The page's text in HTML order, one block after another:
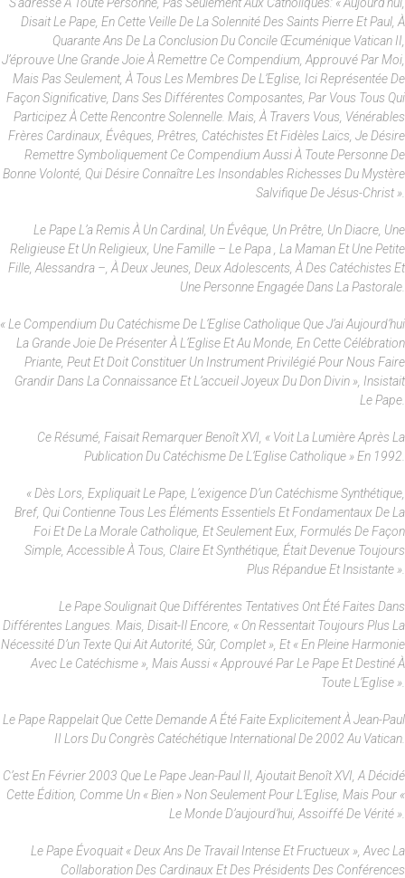
Disait Le Pape, En Cette Veille De La Solennité Des Saints Pierre Et Paul, À
Quarante Ans De La Conclusion Du Concile Œcuménique Vatican II,
J’éprouve Une Grande Joie À Remettre Ce Compendium, Approuvé Par Moi,
Mais Pas Seulement, À Tous Les Membres De L’Eglise, Ici Représentée De
Façon Significative, Dans Ses Différentes Composantes, Par Vous Tous Qui
Participez À Cette Rencontre Solennelle. Mais, À Travers Vous, Vénérables
Frères Cardinaux, Évêques, Prêtres, Catéchistes Et Fidèles Laïcs, Je Désire
Remettre Symboliquement Ce Compendium Aussi À Toute Personne De
Bonne Volonté, Qui Désire Connaître Les Insondables Richesses Du Mystère
Salvifique De Jésus-Christ ».
Le Pape L’a Remis À Un Cardinal, Un Évêque, Un Prêtre, Un Diacre, Une
Religieuse Et Un Religieux, Une Famille – Le Papa , La Maman Et Une Petite
Fille, Alessandra –, À Deux Jeunes, Deux Adolescents, À Des Catéchistes Et
Une Personne Engagée Dans La Pastorale.
« Le Compendium Du Catéchisme De L’Eglise Catholique Que J’ai Aujourd’hui
La Grande Joie De Présenter À L’Eglise Et Au Monde, En Cette Célébration
Priante, Peut Et Doit Constituer Un Instrument Privilégié Pour Nous Faire
Grandir Dans La Connaissance Et L’accueil Joyeux Du Don Divin », Insistait
Le Pape.
Ce Résumé, Faisait Remarquer Benoît XVI, « Voit La Lumière Après La
Publication Du Catéchisme De L’Eglise Catholique » En 1992.
« Dès Lors, Expliquait Le Pape, L’exigence D’un Catéchisme Synthétique,
Bref, Qui Contienne Tous Les Éléments Essentiels Et Fondamentaux De La
Foi Et De La Morale Catholique, Et Seulement Eux, Formulés De Façon
Simple, Accessible À Tous, Claire Et Synthétique, Était Devenue Toujours
Plus Répandue Et Insistante ».
Le Pape Soulignait Que Différentes Tentatives Ont Été Faites Dans
Différentes Langues. Mais, Disait-Il Encore, « On Ressentait Toujours Plus La
Nécessité D’un Texte Qui Ait Autorité, Sûr, Complet », Et « En Pleine Harmonie
Avec Le Catéchisme », Mais Aussi « Approuvé Par Le Pape Et Destiné À
Toute L’Eglise ».
Le Pape Rappelait Que Cette Demande A Été Faite Explicitement À Jean-Paul
II Lors Du Congrès Catéchétique International De 2002 Au Vatican.
C’est En Février 2003 Que Le Pape Jean-Paul II, Ajoutait Benoît XVI, A Décidé
Cette Édition, Comme Un « Bien » Non Seulement Pour L’Eglise, Mais Pour «
Le Monde D’aujourd’hui, Assoiffé De Vérité ».
Le Pape Évoquait « Deux Ans De Travail Intense Et Fructueux », Avec La
Collaboration Des Cardinaux Et Des Présidents Des Conférences